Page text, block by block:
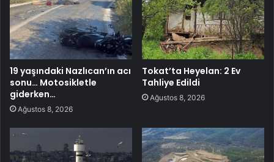
19 yaşındaki Nazlıcan’ın acı
sonu… Motosikletle
giderken…
Ağustos 8, 2026
Tokat’ta Heyelan: 2 Ev
Tahliye Edildi
Ağustos 8, 2026